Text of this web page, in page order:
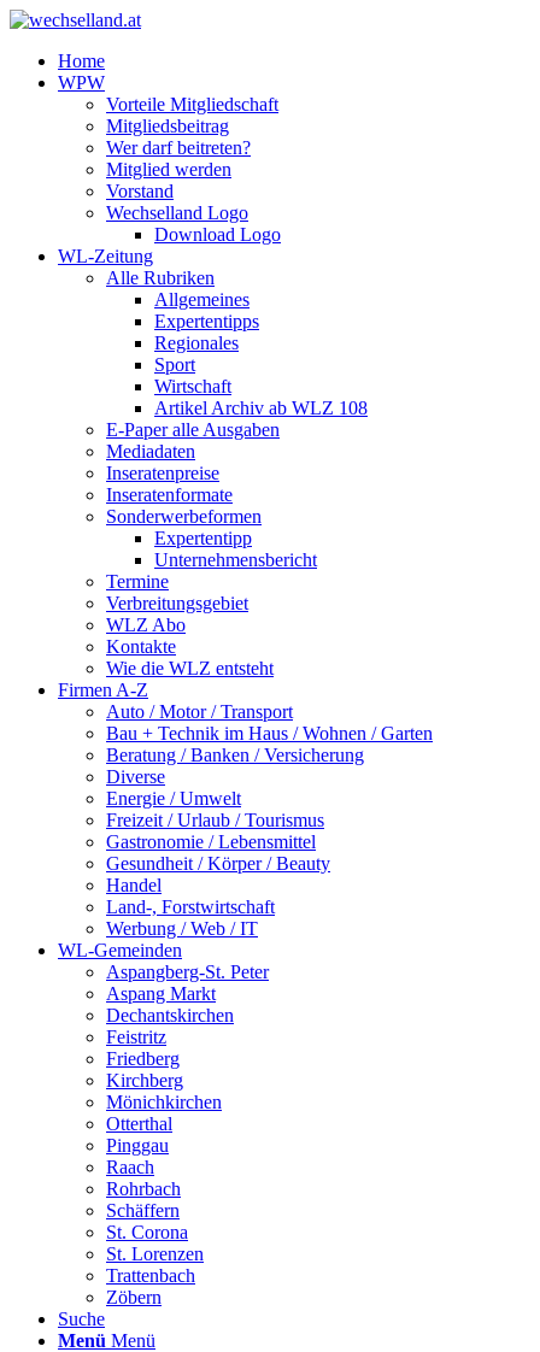
Home
WPW
Vorteile Mitgliedschaft
Mitgliedsbeitrag
Wer darf beitreten?
Mitglied werden
Vorstand
Wechselland Logo
Download Logo
WL-Zeitung
Alle Rubriken
Allgemeines
Expertentipps
Regionales
Sport
Wirtschaft
Artikel Archiv ab WLZ 108
E-Paper alle Ausgaben
Mediadaten
Inseratenpreise
Inseratenformate
Sonderwerbeformen
Expertentipp
Unternehmensbericht
Termine
Verbreitungsgebiet
WLZ Abo
Kontakte
Wie die WLZ entsteht
Firmen A-Z
Auto / Motor / Transport
Bau + Technik im Haus / Wohnen / Garten
Beratung / Banken / Versicherung
Diverse
Energie / Umwelt
Freizeit / Urlaub / Tourismus
Gastronomie / Lebensmittel
Gesundheit / Körper / Beauty
Handel
Land-, Forstwirtschaft
Werbung / Web / IT
WL-Gemeinden
Aspangberg-St. Peter
Aspang Markt
Dechantskirchen
Feistritz
Friedberg
Kirchberg
Mönichkirchen
Otterthal
Pinggau
Raach
Rohrbach
Schäffern
St. Corona
St. Lorenzen
Trattenbach
Zöbern
Suche
Menü Menü